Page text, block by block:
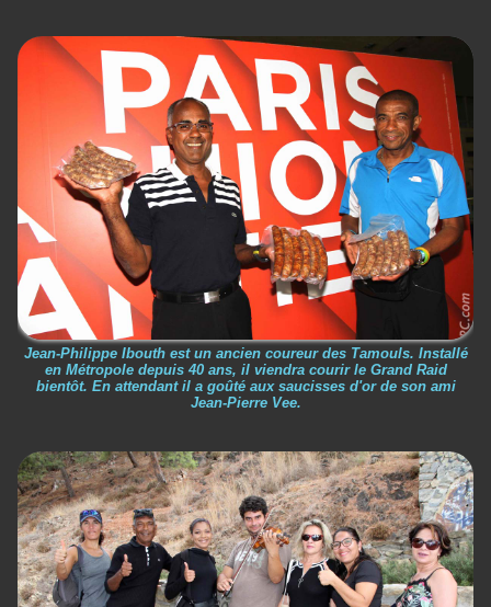
Jean-Philippe Ibouth est un ancien coureur des Tamouls. Installé
en Métropole depuis 40 ans, il viendra courir le Grand Raid
bientôt. En attendant il a goûté aux saucisses d'or de son ami
Jean-Pierre Vee.